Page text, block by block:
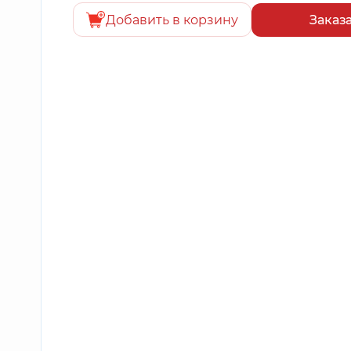
Добавить в корзину